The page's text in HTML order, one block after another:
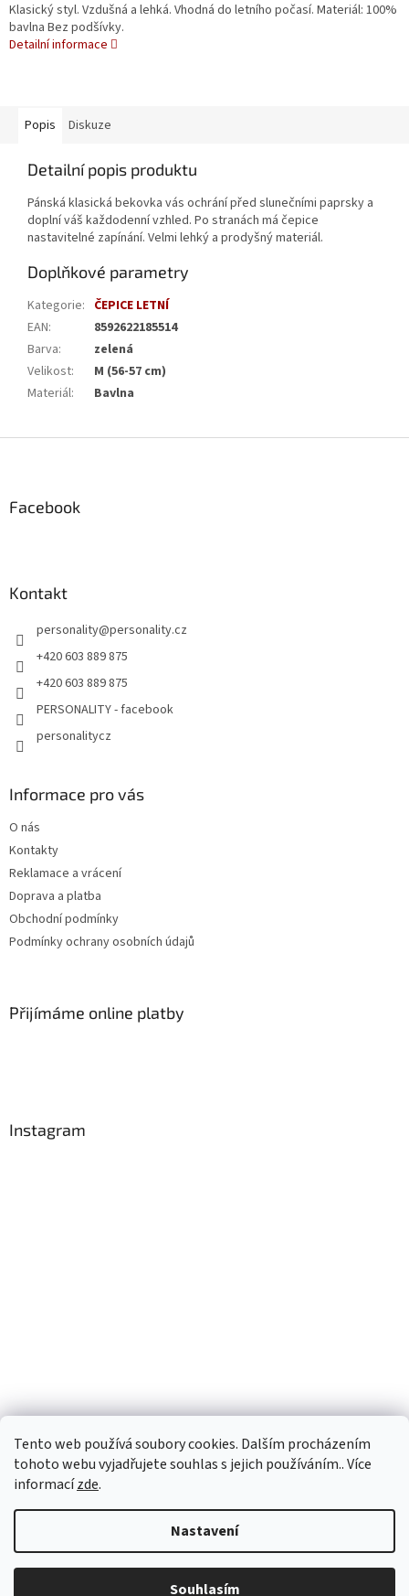
Tento web používá soubory cookies. Dalším procházením
tohoto webu vyjadřujete souhlas s jejich používáním.. Více
informacízde.
Nastavení
Souhlasím
Klasický styl. Vzdušná a lehká. Vhodná do letního počasí. Materiál: 100%
bavlna Bez podšívky.
Detailní informace
Popis Diskuze
Detailní popis produktu
Pánská klasická bekovka vás ochrání před slunečními paprsky a
doplní váš každodenní vzhled. Po stranách má čepice
nastavitelné zapínání. Velmi lehký a prodyšný materiál.
Doplňkové parametry
Kategorie: ČEPICE LETNÍ
EAN:
8592622185514
Barva:
zelená
Velikost:
M (56-57 cm)
Materiál: Bavlna
Facebook
Kontakt
personality@personality.cz
+420 603 889 875
+420 603 889 875
PERSONALITY - facebook
personalitycz
Informace pro vás
O nás
Kontakty
Reklamace a vrácení
Doprava a platba
Obchodní podmínky
Podmínky ochrany osobních údajů
Přijímáme online platby
Instagram
Sledovat na Instagramu
Copyright 2026Personality e-shop. Všechna práva vyhrazena.
Upravit nastavení cookies